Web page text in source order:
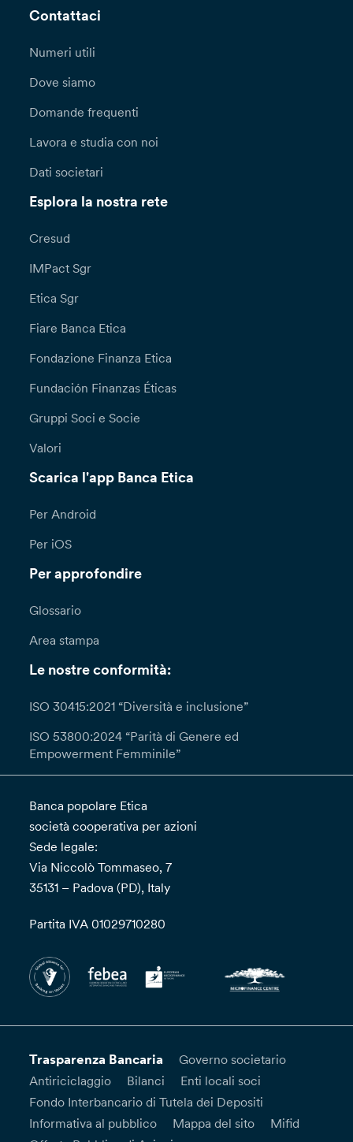
Contattaci
Numeri utili
Dove siamo
Domande frequenti
Lavora e studia con noi
Dati societari
Esplora la nostra rete
Cresud
IMPact Sgr
Etica Sgr
Fiare Banca Etica
Fondazione Finanza Etica
Fundación Finanzas Éticas
Gruppi Soci e Socie
Valori
Scarica l'app Banca Etica
Per Android
Per iOS
Per approfondire
Glossario
Area stampa
Le nostre conformità:
ISO 30415:2021 “Diversità e inclusione”
ISO 53800:2024 “Parità di Genere ed
Empowerment Femminile”
Banca popolare Etica
società cooperativa per azioni
Sede legale:
Via Niccolò Tommaseo, 7
35131 – Padova (PD), Italy
Partita IVA 01029710280
Trasparenza Bancaria
Governo societario
Antiriciclaggio
Bilanci
Enti locali soci
Fondo Interbancario di Tutela dei Depositi
Informativa al pubblico
Mappa del sito
Mifid